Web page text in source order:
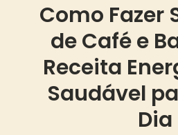
Como Fazer
de Café e
Receita
Saudável
Dia